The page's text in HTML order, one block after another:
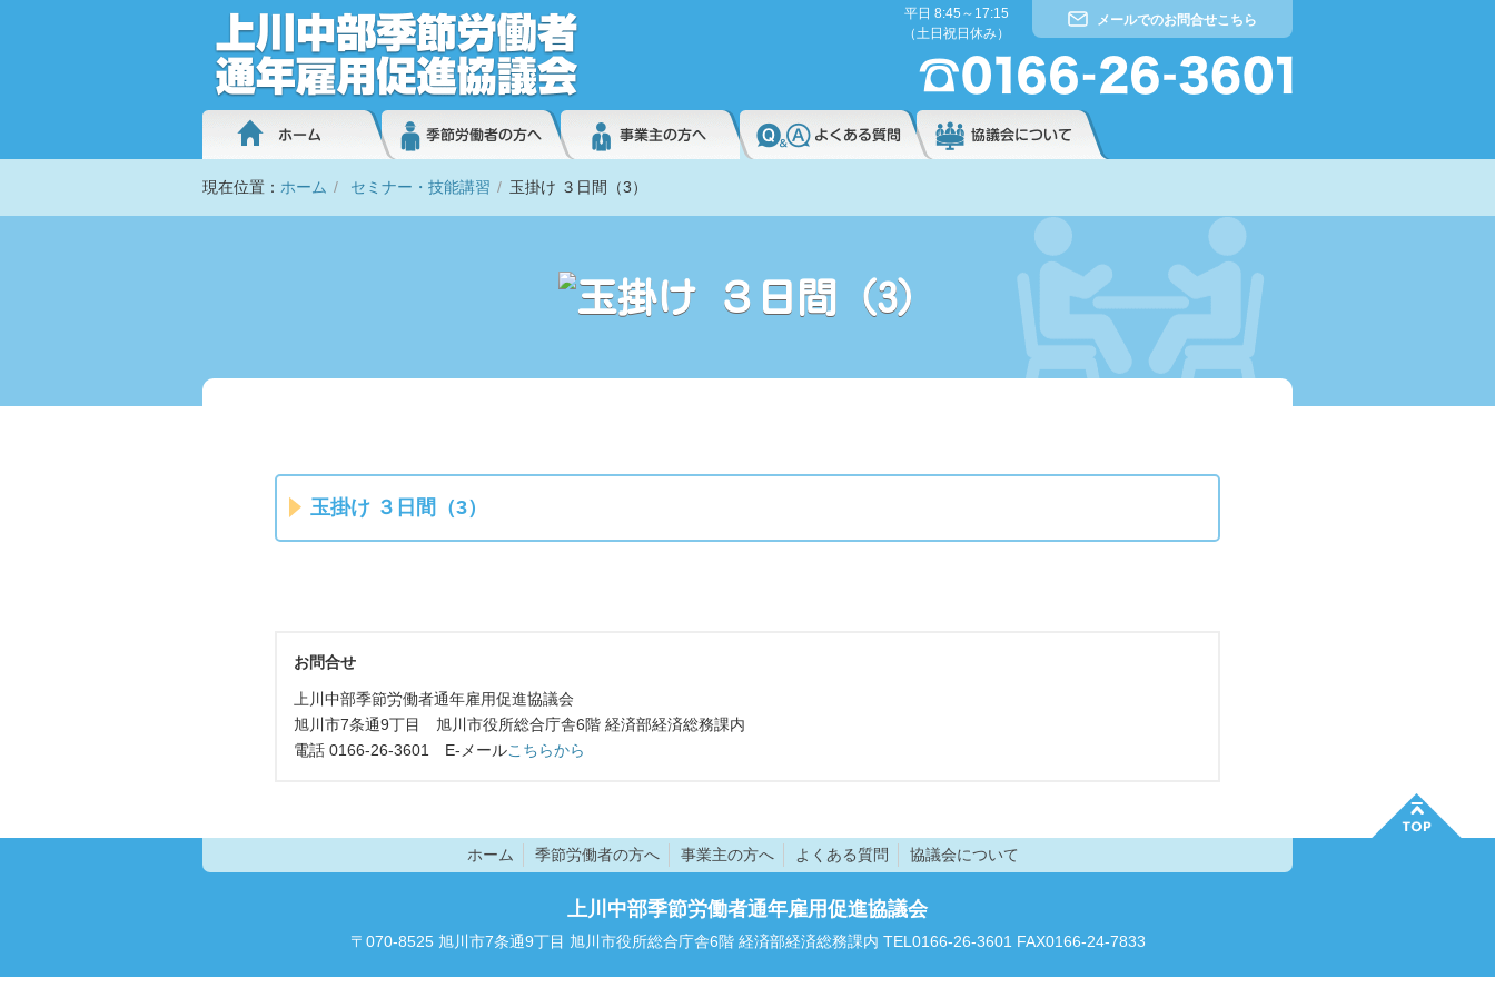
平日 8:45～17:15
（土日祝日休み）
メールでのお問合せこちら
現在位置： ホーム セミナー・技能講習 玉掛け ３日間（3）
玉掛け ３日間（3）
お問合せ
上川中部季節労働者通年雇用促進協議会
旭川市7条通9丁目 旭川市役所総合庁舎6階 経済部経済総務課内
電話 0166-26-3601 E-メールこちらから
ホーム 季節労働者の方へ 事業主の方へ よくある質問 協議会について
上川中部季節労働者通年雇用促進協議会
〒070-8525 旭川市7条通9丁目 旭川市役所総合庁舎6階 経済部経済総務課内 TEL0166-26-3601 FAX0166-24-7833